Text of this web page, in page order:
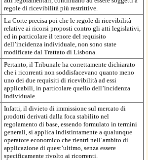
regole di ricevibilità più restrittive.
La Corte precisa poi che le regole di ricevibilità
relative ai ricorsi proposti contro gli atti legislativi,
ed in particolare il tenore del requisito
dell’incidenza individuale, non sono state
modificate dal Trattato di Lisbona.
Pertanto, il Tribunale ha correttamente dichiarato
che i ricorrenti non soddisfacevano quanto meno
uno dei due requisiti di ricevibilità ad essi
applicabili, in particolare quello dell’incidenza
individuale.
Infatti, il divieto di immissione sul mercato di
prodotti derivati dalla foca stabilito nel
regolamento di base, essendo formulato in termini
generali, si applica indistintamente a qualunque
operatore economico che rientri nell’ambito di
applicazione di quest’ultimo, senza essere
specificamente rivolto ai ricorrenti.